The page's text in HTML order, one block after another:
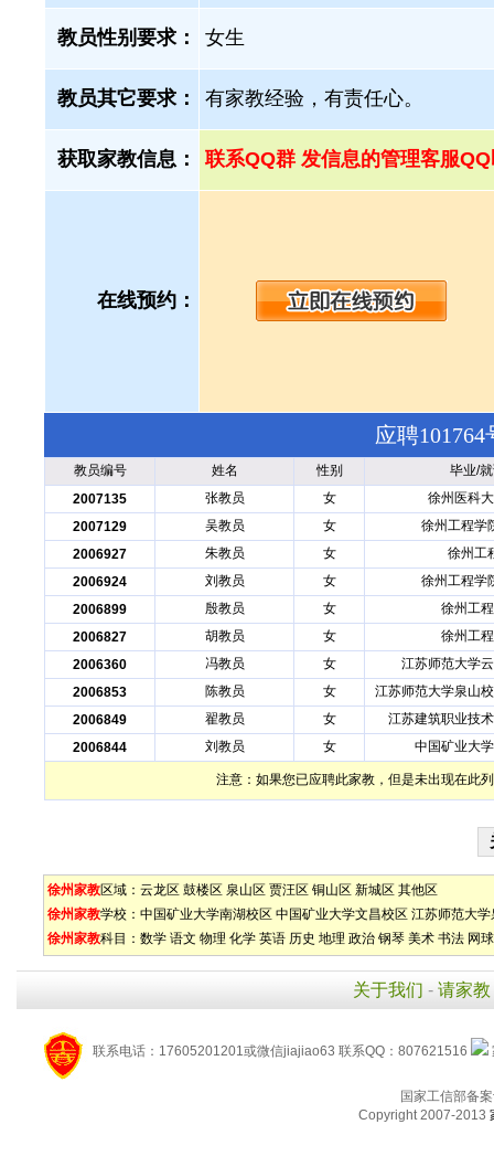
教员性别要求： 女生
教员其它要求： 有家教经验，有责任心。
获取家教信息： 联系QQ群 发信息的管理客服
在线预约：
应聘
教员编号 姓名 性别
毕业/
2007135
张教员 女
徐州医科
2007129
吴教员 女
徐州工程学
2006927
朱教员 女
徐州工
2006924
刘教员 女
徐州工程学
2006899
殷教员 女
徐州工
2006827
胡教员 女
徐州工
2006360
冯教员 女
江苏师范大学
2006853
陈教员 女
江苏师范大学泉山
2006849
翟教员 女
江苏建筑职业技
2006844
刘教员 女 中国矿业大
注意：如果您已应聘此家教，但是未出现在此
徐州家教区域： 云龙区 鼓楼区 泉山区 贾汪区 铜山区 新城区 其他区
徐州家教学校： 中国矿业大学南湖校区 中国矿业大学文昌校区 江苏师范大学
徐州家教科目： 数学 语文 物理 化学 英语 历史 地理 政治 钢琴 美术 书法 网球
关于我们 - 请家教
联系电话：17605201201或微信jiajiao63 联系QQ：807621516
国家工信部备
Copyright 2007-2013